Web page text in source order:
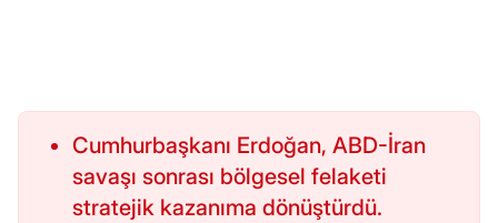
Cumhurbaşkanı Erdoğan, ABD-İran
savaşı sonrası bölgesel felaketi
stratejik kazanıma dönüştürdü.